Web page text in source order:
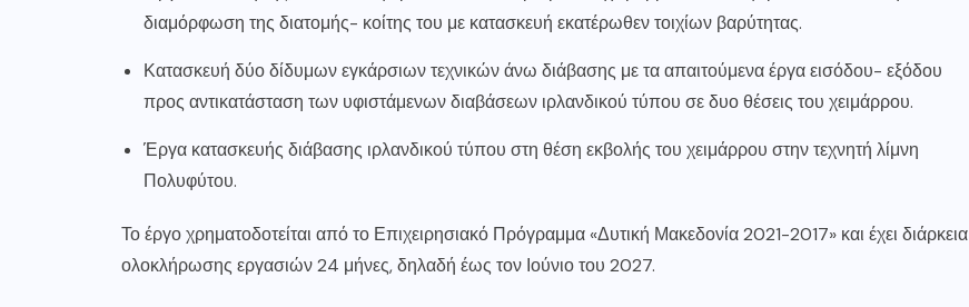
διαμόρφωση της διατομής- κοίτης του με κατασκευή εκατέρωθεν τοιχίων βαρύτητας.
Κατασκευή δύο δίδυμων εγκάρσιων τεχνικών άνω διάβασης με τα απαιτούμενα έργα εισόδου- εξόδου
προς αντικατάσταση των υφιστάμενων διαβάσεων ιρλανδικού τύπου σε δυο θέσεις του χειμάρρου.
Έργα κατασκευής διάβασης ιρλανδικού τύπου στη θέση εκβολής του χειμάρρου στην τεχνητή λίμνη
Πολυφύτου.
Το έργο χρηματοδοτείται από το Επιχειρησιακό Πρόγραμμα «Δυτική Μακεδονία 2021-2017» και έχει διάρκεια
ολοκλήρωσης εργασιών 24 μήνες, δηλαδή έως τον Ιούνιο του 2027.